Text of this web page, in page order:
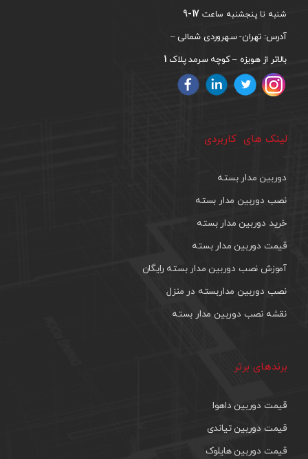
شنبه تا پنجشنبه ساعت 17-9
آدرس: تهران- سهروردی شمالی –
بالاتر از هویزه – کوچه سرمد پلاک 1
لینک های کاربردی
دوربین مدار بسته
نصب دوربین مدار بسته
خرید دوربین مدار بسته
قیمت دوربین مدار بسته
آموزش نصب دوربین مدار بسته رایگان
نصب دوربین مداربسته در منزل
نقشه نصب دوربین مدار بسته
برندهای برتر
قیمت دوربین داهوا
قیمت دوربین تیاندی
قیمت دوربین هایلوک